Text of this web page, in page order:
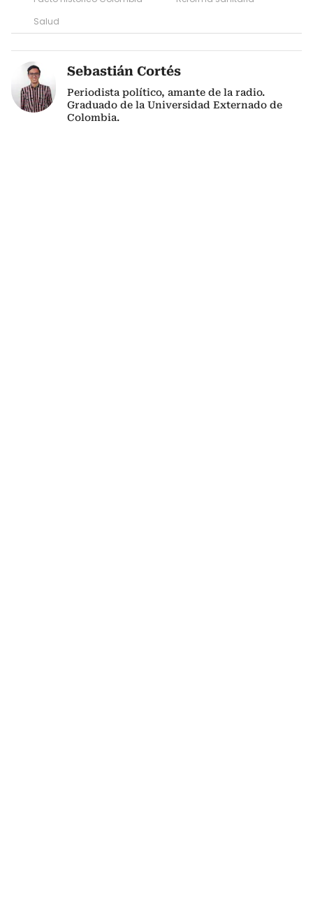
Salud
Sebastián Cortés
Periodista político, amante de la radio.
Graduado de la Universidad Externado de
Colombia.